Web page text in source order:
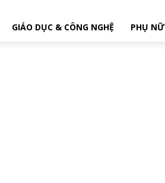
GIÁO DỤC & CÔNG NGHỆ PHỤ NỮ